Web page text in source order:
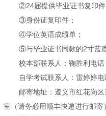
②24届提供毕业证书复印件
③身份证复印件；
④学位英语成绩单；
⑤与毕业证书同款的2寸蓝
校本部联系人：鞠胜利 电
自学考试联系人：雷婷婷
邮寄地址：遵义市红花岗
室（请务必用顺丰快递进行邮寄